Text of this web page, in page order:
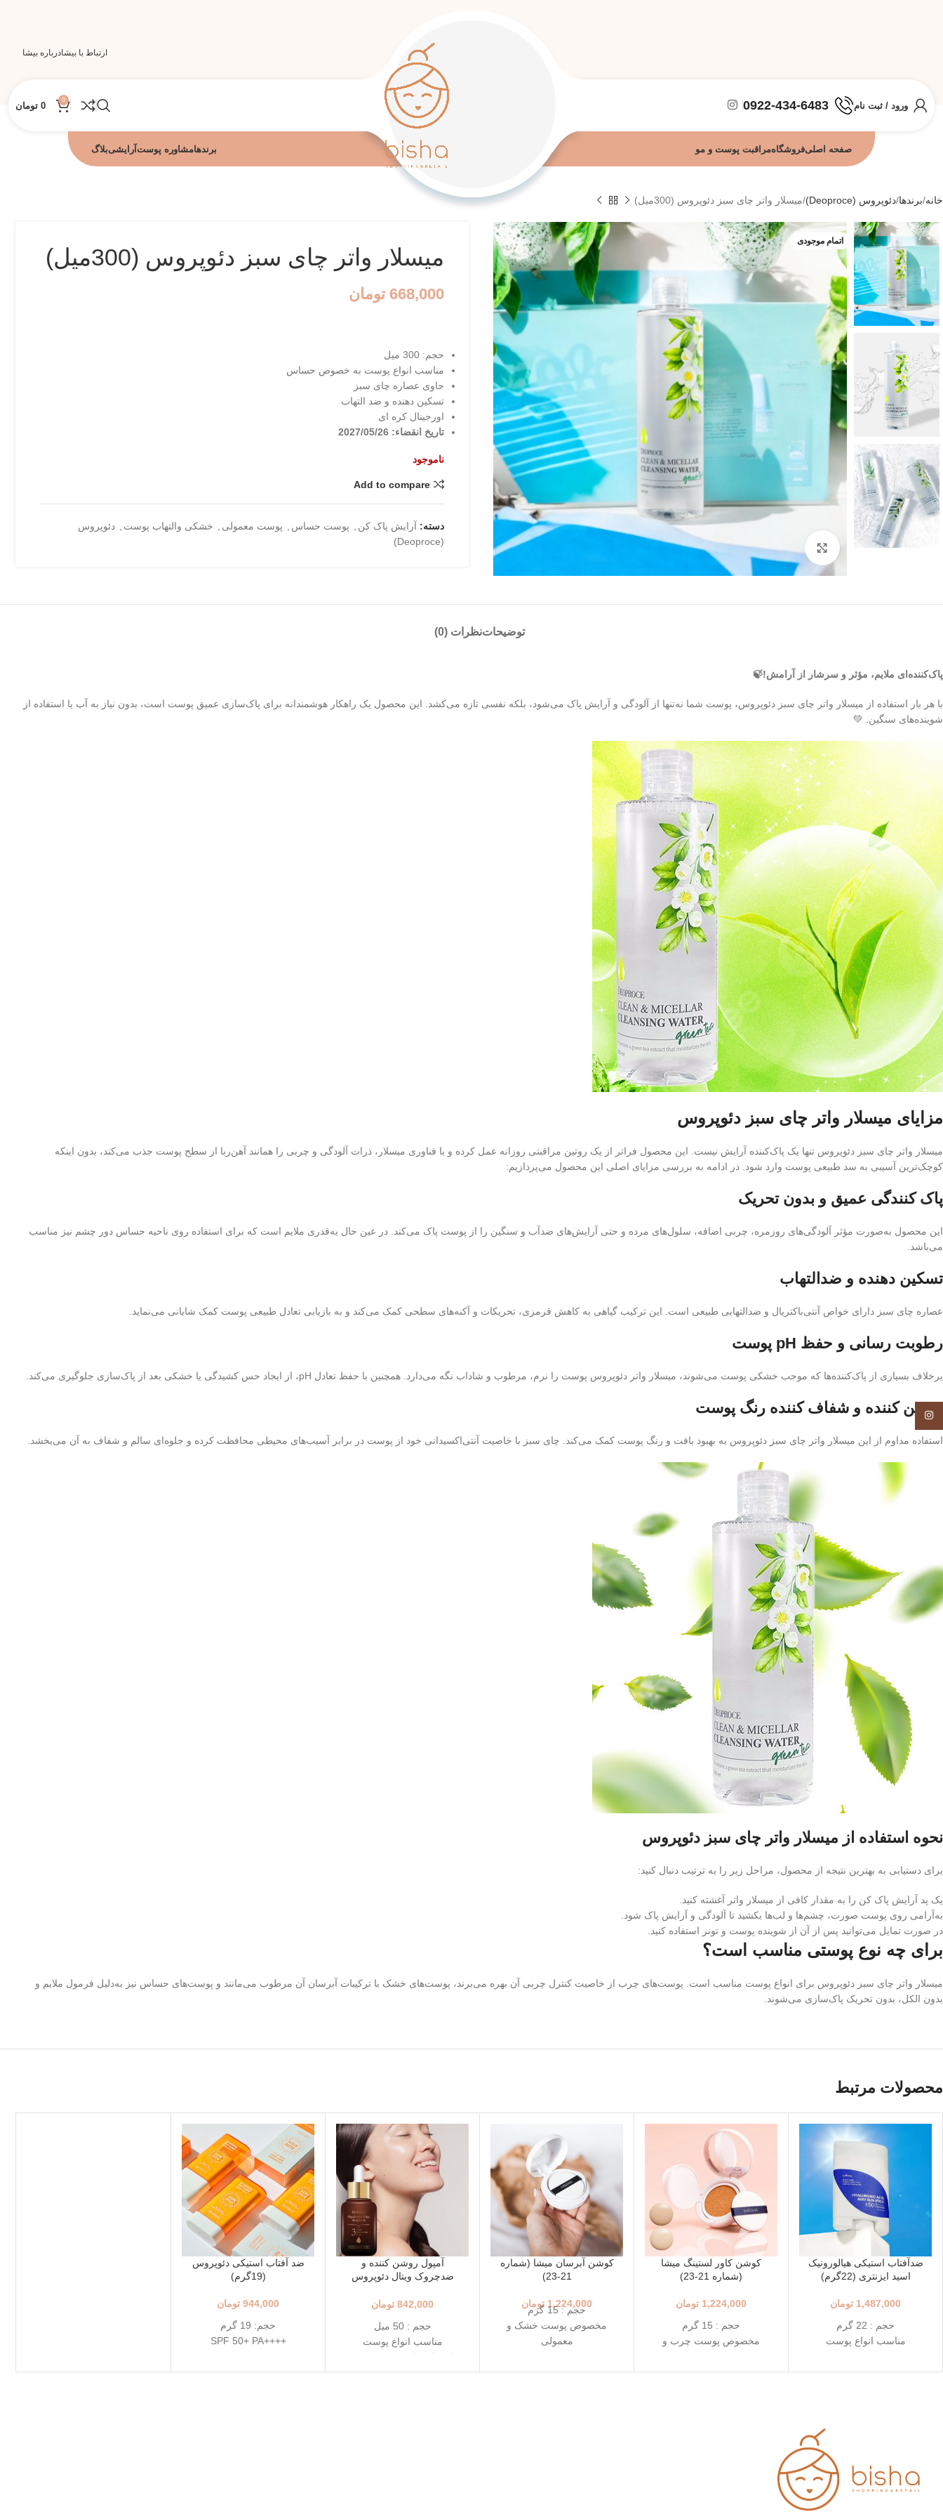
ارتباط با بیشادرباره بیشا
ورود / ثبت نام 0922-434-6483
0
0 تومان
صفحه اصلیفروشگاهمراقبت پوست و مو برندهامشاوره پوستآرایشیبلاگ
خانه برندها دئوپروس (Deoproce) میسلار واتر چای سبز دئوپروس (300میل)
اتمام موجودی
بزرگنمایی تصویر
میسلار واتر چای سبز دئوپروس (300میل)
668,000 تومان
حجم: 300 میل
مناسب انواع پوست به خصوص حساس
حاوی عصاره چای سبز
تسکین دهنده و ضد التهاب
اورجینال کره ای
تاریخ انقضاء: 2027/05/26
ناموجود
Add to compare
دسته: آرایش پاک کن پوست حساس پوست معمولی خشکی والتهاب پوست
دئوپروس
(Deoproce)
توضیحاتنظرات (0)
پاک‌کننده‌ای ملایم، مؤثر و سرشار از آرامش!🍃
با هر بار استفاده از میسلار واتر چای سبز دئوپروس، پوست شما نه‌تنها از آلودگی و آرایش پاک می‌شود، بلکه نفسی تازه می‌کشد. این محصول یک راهکار هوشمندانه برای پاک‌سازی عمیق پوست است، بدون نیاز به آب یا استفاده از
شوینده‌های سنگین. 💚
مزایای میسلار واتر چای سبز دئوپروس
میسلار واتر چای سبز دئوپروس تنها یک پاک‌کننده آرایش نیست. این محصول فراتر از یک روتین مراقبتی روزانه عمل کرده و با فناوری میسلار، ذرات آلودگی و چربی را همانند آهن‌ربا از سطح پوست جذب می‌کند، بدون اینکه
کوچک‌ترین آسیبی به سد طبیعی پوست وارد شود. در ادامه به بررسی مزایای اصلی این محصول می‌پردازیم:
پاک‌ کنندگی عمیق و بدون تحریک
این محصول به‌صورت مؤثر آلودگی‌های روزمره، چربی اضافه، سلول‌های مرده و حتی آرایش‌های ضدآب و سنگین را از پوست پاک می‌کند. در عین حال به‌قدری ملایم است که برای استفاده روی ناحیه حساس دور چشم نیز مناسب
می‌باشد.
تسکین‌ دهنده و ضدالتهاب
عصاره چای سبز دارای خواص آنتی‌باکتریال و ضدالتهابی طبیعی است. این ترکیب گیاهی به کاهش قرمزی، تحریکات و آکنه‌های سطحی کمک می‌کند و به بازیابی تعادل طبیعی پوست کمک شایانی می‌نماید.
رطوبت‌ رسانی و حفظ pH پوست
برخلاف بسیاری از پاک‌کننده‌ها که موجب خشکی پوست می‌شوند، میسلار واتر دئوپروس پوست را نرم، مرطوب و شاداب نگه می‌دارد. همچنین با حفظ تعادل pH، از ایجاد حس کشیدگی یا خشکی بعد از پاک‌سازی جلوگیری می‌کند.
روشن‌ کننده و شفاف‌ کننده رنگ پوست
استفاده مداوم از این میسلار واتر چای سبز دئوپروس به بهبود بافت و رنگ پوست کمک می‌کند. چای سبز با خاصیت آنتی‌اکسیدانی خود از پوست در برابر آسیب‌های محیطی محافظت کرده و جلوه‌ای سالم و شفاف به آن می‌بخشد.
نحوه استفاده از میسلار واتر چای سبز دئوپروس
برای دستیابی به بهترین نتیجه از محصول، مراحل زیر را به ترتیب دنبال کنید:
یک پد آرایش پاک کن را به مقدار کافی از میسلار واتر آغشته کنید.
به‌آرامی روی پوست صورت، چشم‌ها و لب‌ها بکشید تا آلودگی و آرایش پاک شود.
در صورت تمایل می‌توانید پس از آن از شوینده پوست و تونر استفاده کنید.
برای چه نوع پوستی مناسب است؟
میسلار واتر چای سبز دئوپروس برای انواع پوست مناسب است. پوست‌های چرب از خاصیت کنترل چربی آن بهره می‌برند، پوست‌های خشک با ترکیبات آبرسان آن مرطوب می‌مانند و پوست‌های حساس نیز به‌دلیل فرمول ملایم و
بدون الکل، بدون تحریک پاک‌سازی می‌شوند.
محصولات مرتبط
ضدآفتاب استیکی هیالورونیک
اسید ایزنتری (22گرم)
1,487,000 تومان
حجم : 22 گرم
مناسب انواع پوست
استفاده آسان و قابل حمل
کوشن کاور لستینگ میشا
(شماره 21-23)
1,224,000 تومان
حجم : 15 گرم
مخصوص پوست چرب و
+++SPF50+ PA
کوشن آبرسان میشا (شماره
21-23)
1,224,000 تومان
حجم : 15 گرم
مخصوص پوست خشک و
معمولی
رنگ 23 (Natural Beige - بژ
آمپول روشن کننده و
ضدچروک ویتال دئوپروس
842,000 تومان
حجم : 50 میل
مناسب انواع پوست
ضد آفتاب استیکی دئوپروس
(19گرم)
944,000 تومان
حجم: 19 گرم
++++SPF 50+ PA
قابل استفاده روی صورت و
Instagram